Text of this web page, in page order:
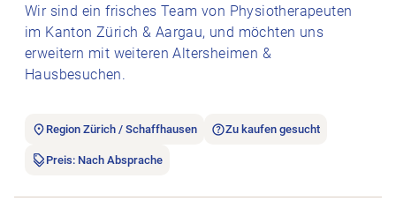
Wir sind ein frisches Team von Physiotherapeuten
im Kanton Zürich & Aargau, und möchten uns
erweitern mit weiteren Altersheimen &
Hausbesuchen.
Region Zürich / Schaffhausen Zu kaufen gesucht
Preis: Nach Absprache